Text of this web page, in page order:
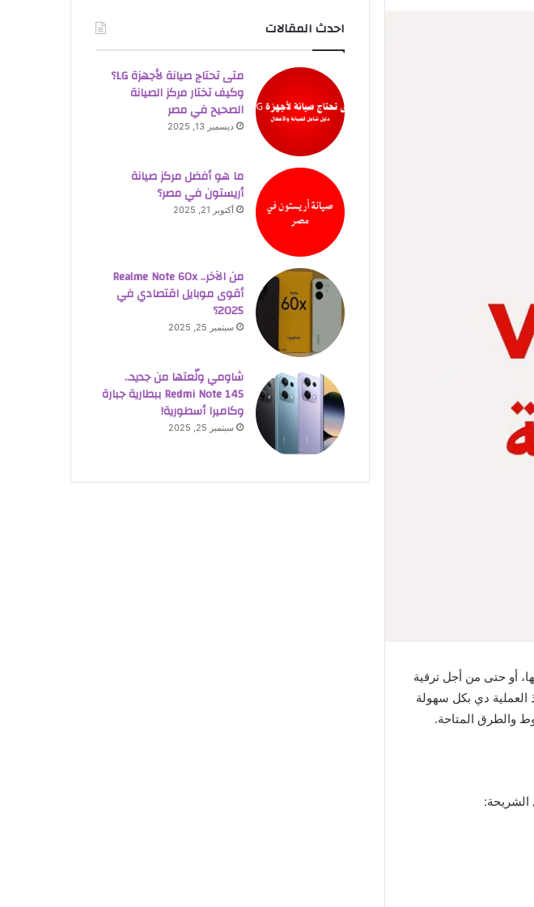
أو حتى من أجل ترقية
العملية دي بكل سهولة
والطرق المتاحة.
احدث المقالات
متى تحتاج صيانة لأجهزة LG؟
وكيف تختار مركز الصيانة
الصحيح في مصر
ديسمبر 13, 2025
ما هو أفضل مركز صيانة
أريستون في مصر؟
أكتوبر 21, 2025
من الآخر.. Realme Note 60x
أقوى موبايل اقتصادي في
2025؟
سبتمبر 25, 2025
شاومي ولّعتها من جديد..
Redmi Note 14S ببطارية جبارة
وكاميرا أسطورية!
سبتمبر 25, 2025